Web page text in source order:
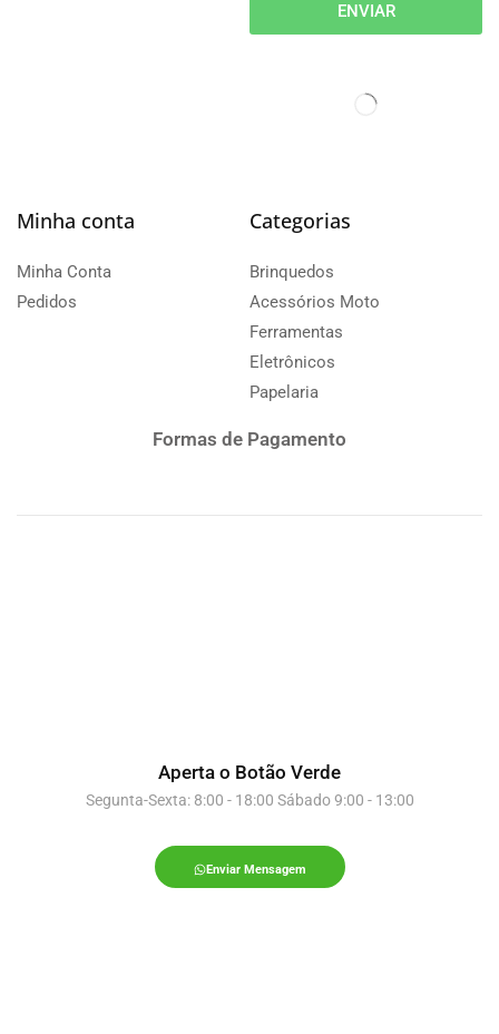
ENVIAR
Minha conta
Minha Conta
Pedidos
Categorias
Brinquedos
Acessórios Moto
Ferramentas
Eletrônicos
Papelaria
Formas de Pagamento
Aperta o Botão Verde
Segunta-Sexta: 8:00 - 18:00 Sábado 9:00 - 13:00
Enviar Mensagem